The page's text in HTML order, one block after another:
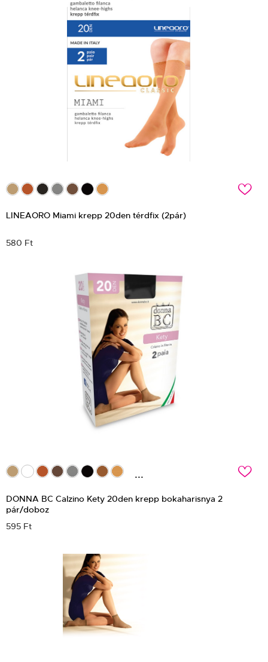
c
LINEAORO Miami krepp 20den térdfix (2pár)
580 Ft
... c
DONNA BC Calzino Kety 20den krepp bokaharisnya 2
pár/doboz
595 Ft